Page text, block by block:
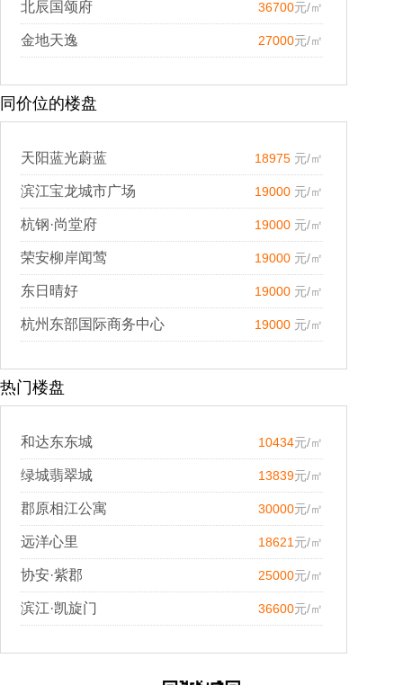
北辰国颂府 36700元/㎡
金地天逸 27000元/㎡
同价位的楼盘
天阳蓝光蔚蓝 18975 元/㎡
滨江宝龙城市广场 19000 元/㎡
杭钢·尚堂府 19000 元/㎡
荣安柳岸闻莺 19000 元/㎡
东日晴好 19000 元/㎡
杭州东部国际商务中心 19000 元/㎡
热门楼盘
和达东东城 10434元/㎡
绿城翡翠城 13839元/㎡
郡原相江公寓 30000元/㎡
远洋心里 18621 元/㎡
协安·紫郡 25000元/㎡
滨江·凯旋门 36600元/㎡